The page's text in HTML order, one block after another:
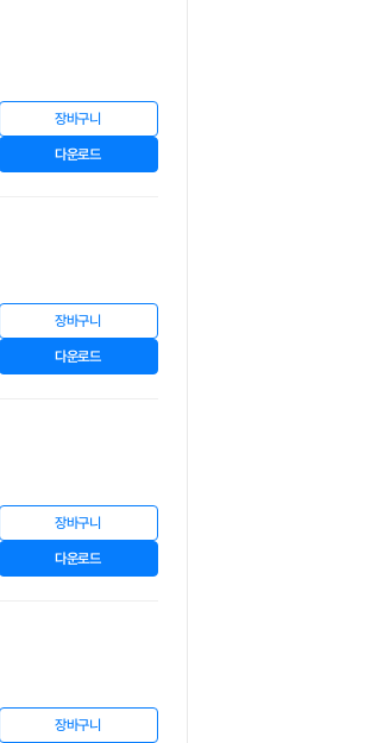
장바구니
다운로드
장바구니
다운로드
장바구니
다운로드
장바구니